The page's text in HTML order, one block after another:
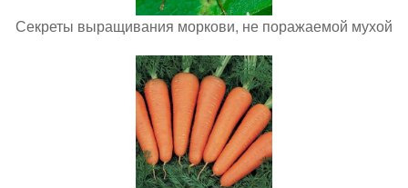
Секреты выращивания моркови, не поражаемой мухой